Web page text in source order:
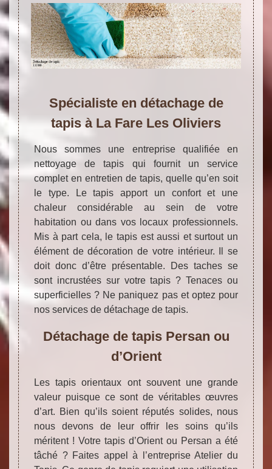
Spécialiste en détachage de
tapis à La Fare Les Oliviers
Nous sommes une entreprise qualifiée en
nettoyage de tapis qui fournit un service
complet en entretien de tapis, quelle qu’en soit
le type. Le tapis apport un confort et une
chaleur considérable au sein de votre
habitation ou dans vos locaux professionnels.
Mis à part cela, le tapis est aussi et surtout un
élément de décoration de votre intérieur. Il se
doit donc d’être présentable. Des taches se
sont incrustées sur votre tapis ? Tenaces ou
superficielles ? Ne paniquez pas et optez pour
nos services de détachage de tapis.
Détachage de tapis Persan ou
d’Orient
Les tapis orientaux ont souvent une grande
valeur puisque ce sont de véritables œuvres
d’art. Bien qu’ils soient réputés solides, nous
nous devons de leur offrir les soins qu’ils
méritent ! Votre tapis d’Orient ou Persan a été
tâché ? Faites appel à l’entreprise Atelier du